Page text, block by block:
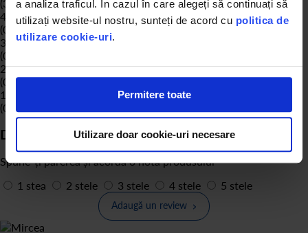
a analiza traficul. În cazul în care alegeți să continuați să
utilizați website-ul nostru, sunteți de acord cu politica de
utilizare cookie-uri.
Permitere toate
Utilizare doar cookie-uri necesare
(3)
4 stele
(0)
3 stele
(0)
2 stele
(0)
1 stele
(0)
Deții sau ai folosit produsul?
Spune-ți părerea și acordă o notă produsului
1 stea
2 stele 3 stele 4 stele 5 stele
Adaugă un review